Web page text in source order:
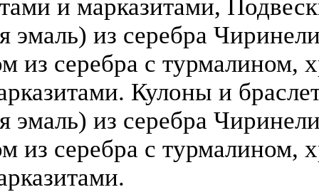
и марказитами,
эмаль) из серебра
из серебра с турмалином,
Кулоны и
эмаль) из серебра
из серебра с турмалином,